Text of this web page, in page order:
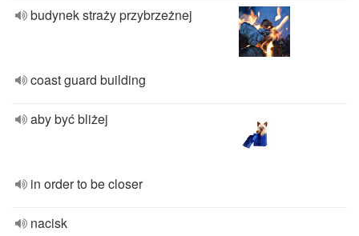
budynek straży przybrzeżnej
coast guard building
aby być bliżej
in order to be closer
nacisk